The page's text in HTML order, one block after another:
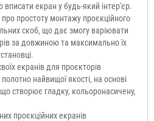
екран у будь-який інтер'єр.
простоту монтажу проєкційного
скоб, що дає змогу варіювати
за довжиною та максимально їх
екранів для проєкторів
найвищої якості, на основі
створює гладку, кольоронасичену,
проєкційних екранів